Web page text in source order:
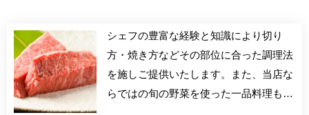
シェフの豊富な経験と知識により切り
方・焼き方などその部位に合った調理法
を施しご提供いたします。また、当店な
らではの旬の野菜を使った一品料理も数